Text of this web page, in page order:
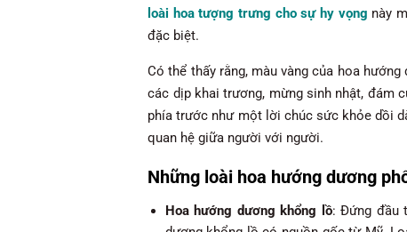
loài hoa tượng trưng cho sự hy vọng này
đặc biệt.
Có thể thấy rằng, màu vàng của hoa
các dịp khai trương, mừng sinh nhật, đám
phía trước như một lời chúc sức khỏe dồi
quan hệ giữa người với người.
Những loài hoa hướng dương
Hoa hướng dương khổng lồ: Đứng đầu